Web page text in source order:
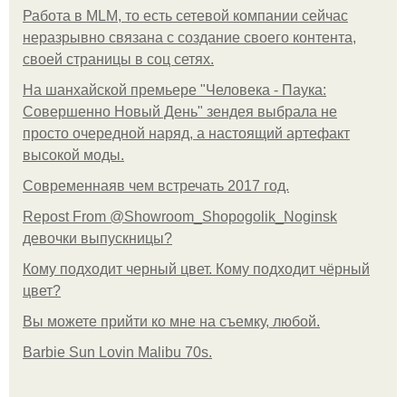
Работа в MLM, то есть сетевой компании сейчас
неразрывно связана с создание своего контента,
своей страницы в соц сетях.
На шанхайской премьере "Человека - Паука:
Совершенно Новый День" зендея выбрала не
просто очередной наряд, а настоящий артефакт
высокой моды.
Современнаяв чем встречать 2017 год.
Repost From @Showroom_Shopogolik_Noginsk
девочки выпускницы?
Кому подходит черный цвет. Кому подходит чёрный
цвет?
Вы можете прийти ко мне на съемку, любой.
Barbie Sun Lovin Malibu 70s.